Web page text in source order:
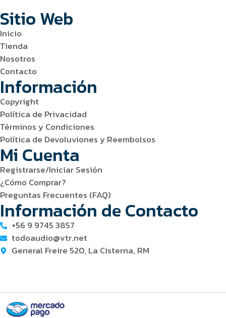
Sitio Web
Inicio
Tienda
Nosotros
Contacto
Información
Copyright
Política de Privacidad
Términos y Condiciones
Política de Devoluviones y Reembolsos
Mi Cuenta
Registrarse/Iniciar Sesión
¿Cómo Comprar?
Preguntas Frecuentes (FAQ)
Información de Contacto
+56 9 9745 3857
todoaudio@vtr.net
General Freire 520, La Cisterna, RM